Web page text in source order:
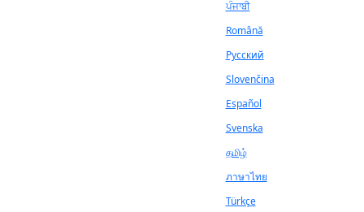
ਪੰਜਾਬੀ
Română
Русский
Slovenčina
Español
Svenska
தமிழ்
ภาษาไทย
Türkçe